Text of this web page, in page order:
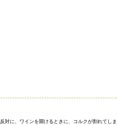
に、ワインを開けるときに、コルクが割れてし